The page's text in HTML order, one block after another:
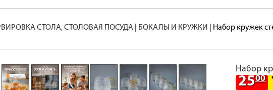
СТОЛА, СТОЛОВАЯ ПОСУДА БОКАЛЫ И КРУЖКИ Набор кружек
Набор
2500